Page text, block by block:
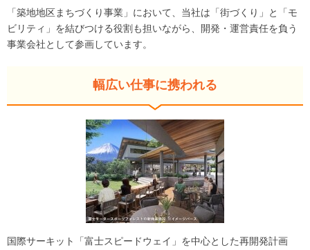
「築地地区まちづくり事業」において、当社は「街づくり」と「モ
ビリティ」を結びつける役割も担いながら、開発・運営責任を負う
事業会社として参画しています。
幅広い仕事に携われる
国際サーキット「富士スピードウェイ」を中心とした再開発計画